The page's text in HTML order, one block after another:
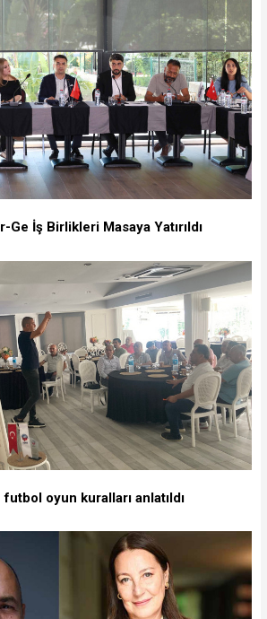
Ge İş Birlikleri Masaya Yatırıldı
oyun kuralları anlatıldı